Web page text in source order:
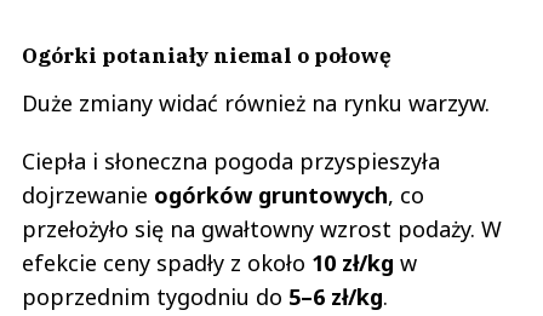
Ogórki potaniały niemal o połowę
Duże zmiany widać również na rynku warzyw.
Ciepła i słoneczna pogoda przyspieszyła
dojrzewanie ogórków gruntowych, co
przełożyło się na gwałtowny wzrost podaży. W
efekcie ceny spadły z około 10 zł/kg w
poprzednim tygodniu do 5–6 zł/kg.